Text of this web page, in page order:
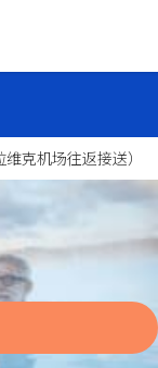
克机场往返接送）
夫拉维克